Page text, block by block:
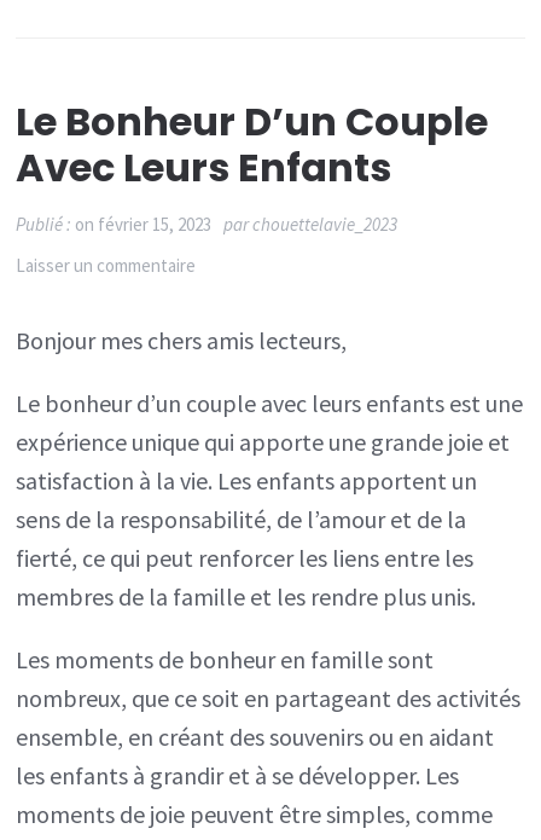
Le Bonheur D’un Couple
Avec Leurs Enfants
Publié : on février 15, 2023 parchouettelavie_2023
Laisser un commentaire
bonheur
couple
avec
leurs
enfants
Bonjour mes chers amis lecteurs,
Le bonheur d’un couple avec leurs enfants est une
expérience unique qui apporte une grande joie et
satisfaction à la vie. Les enfants apportent un
sens de la responsabilité, de l’amour et de la
fierté, ce qui peut renforcer les liens entre les
membres de la famille et les rendre plus unis.
Les moments de bonheur en famille sont
nombreux, que ce soit en partageant des activités
ensemble, en créant des souvenirs ou en aidant
les enfants à grandir et à se développer. Les
moments de joie peuvent être simples, comme